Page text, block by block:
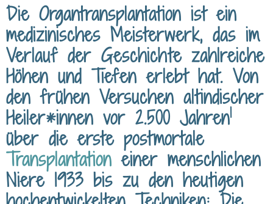
Die Organ­transplantation ist ein
medizinisches Meister­werk, das im
Verlauf der Geschichte zahl­reiche
Höhen und Tiefen erlebt hat. Von
den frühen Versuchen alt­indischer
Heiler*innen vor 2.500 Jahren1
über die erste post­mortale
Transplantation einer menschlichen
Niere 1933 bis zu den heutigen